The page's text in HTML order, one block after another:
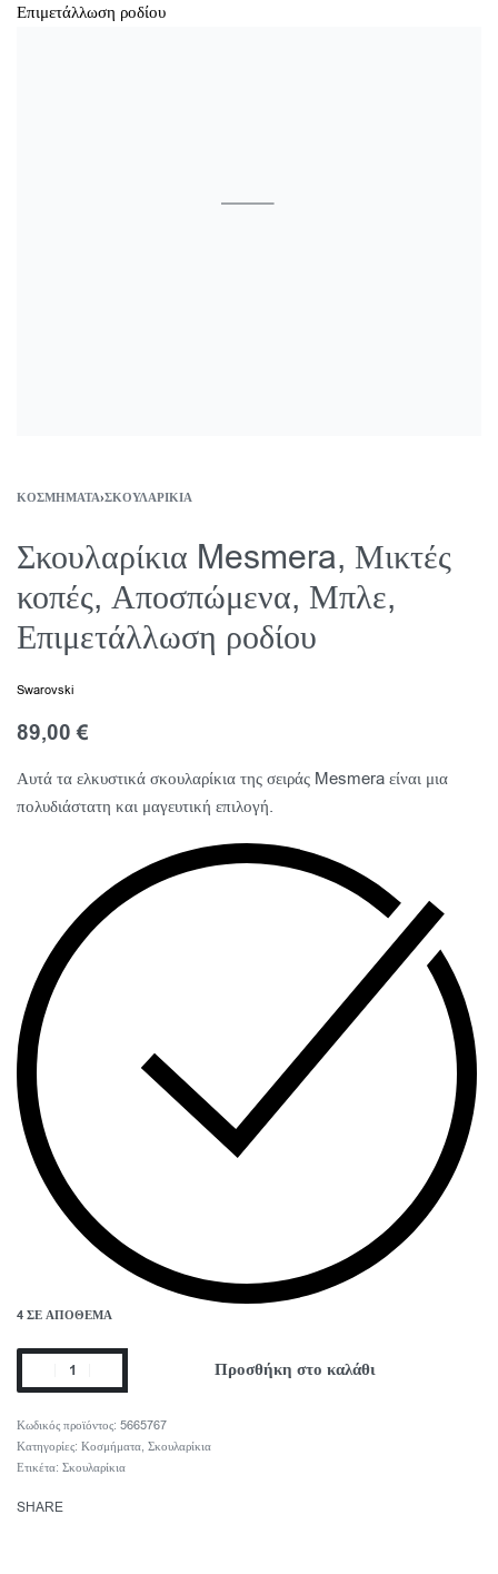
ΚΟΣΜΉΜΑΤΑ›ΣΚΟΥΛΑΡΊΚΙΑ
Σκουλαρίκια Mesmera, Μικτές
κοπές, Αποσπώμενα, Μπλε,
Επιμετάλλωση ροδίου
Swarovski
89,00€
Αυτά τα ελκυστικά σκουλαρίκια της σειράς Mesmera είναι μια
πολυδιάστατη και μαγευτική επιλογή.
4 ΣΕ ΑΠΌΘΕΜΑ
Προσθήκη στο καλάθι
5665767
Κατηγορίες: Κοσμήματα, Σκουλαρίκια
Ετικέτα: Σκουλαρίκια
SHARE